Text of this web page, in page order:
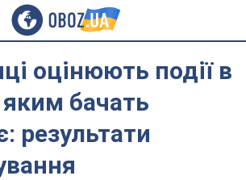
оцінюють події в
яким бачать
результати